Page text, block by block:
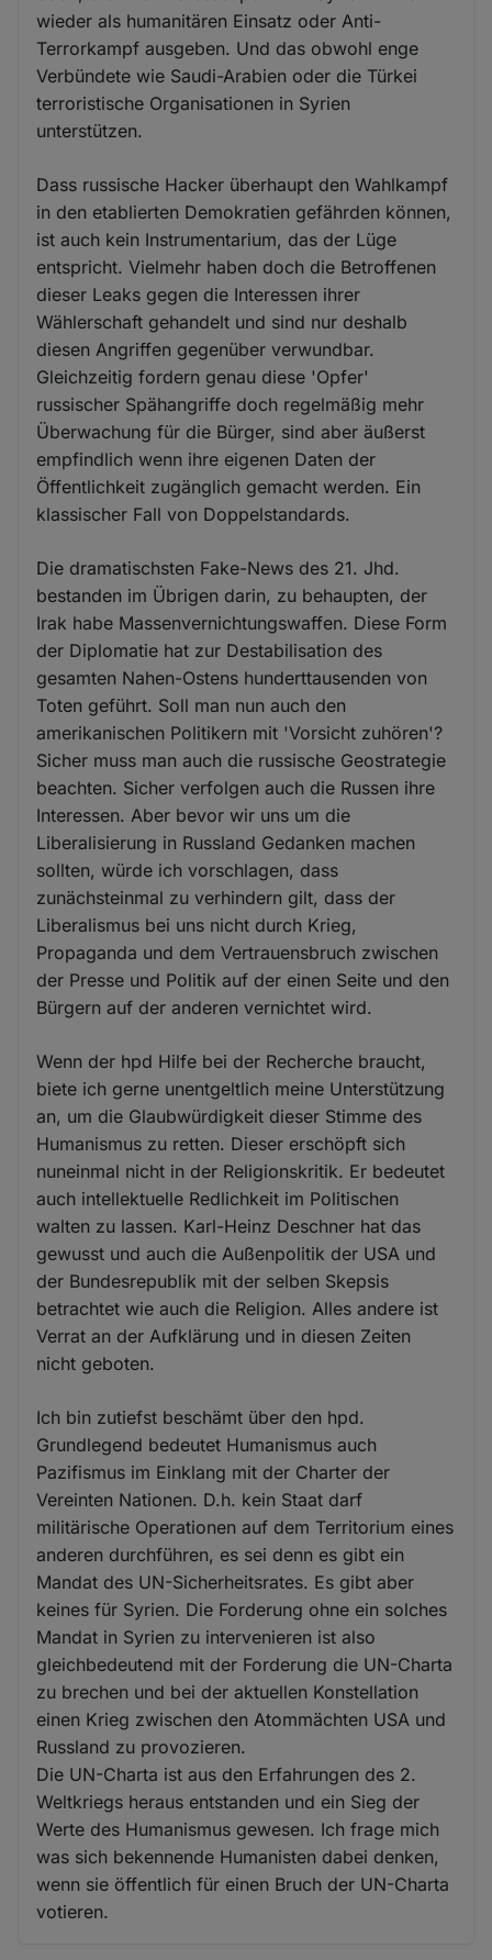
wieder als humanitären Einsatz oder Anti-
Terrorkampf ausgeben. Und das obwohl enge
Verbündete wie Saudi-Arabien oder die Türkei
terroristische Organisationen in Syrien
unterstützen.
Dass russische Hacker überhaupt den Wahlkampf
in den etablierten Demokratien gefährden können,
ist auch kein Instrumentarium, das der Lüge
entspricht. Vielmehr haben doch die Betroffenen
dieser Leaks gegen die Interessen ihrer
Wählerschaft gehandelt und sind nur deshalb
diesen Angriffen gegenüber verwundbar.
Gleichzeitig fordern genau diese 'Opfer'
russischer Spähangriffe doch regelmäßig mehr
Überwachung für die Bürger, sind aber äußerst
empfindlich wenn ihre eigenen Daten der
Öffentlichkeit zugänglich gemacht werden. Ein
klassischer Fall von Doppelstandards.
Die dramatischsten Fake-News des 21. Jhd.
bestanden im Übrigen darin, zu behaupten, der
Irak habe Massenvernichtungswaffen. Diese Form
der Diplomatie hat zur Destabilisation des
gesamten Nahen-Ostens hunderttausenden von
Toten geführt. Soll man nun auch den
amerikanischen Politikern mit 'Vorsicht zuhören'?
Sicher muss man auch die russische Geostrategie
beachten. Sicher verfolgen auch die Russen ihre
Interessen. Aber bevor wir uns um die
Liberalisierung in Russland Gedanken machen
sollten, würde ich vorschlagen, dass
zunächsteinmal zu verhindern gilt, dass der
Liberalismus bei uns nicht durch Krieg,
Propaganda und dem Vertrauensbruch zwischen
der Presse und Politik auf der einen Seite und den
Bürgern auf der anderen vernichtet wird.
Wenn der hpd Hilfe bei der Recherche braucht,
biete ich gerne unentgeltlich meine Unterstützung
an, um die Glaubwürdigkeit dieser Stimme des
Humanismus zu retten. Dieser erschöpft sich
nuneinmal nicht in der Religionskritik. Er bedeutet
auch intellektuelle Redlichkeit im Politischen
walten zu lassen. Karl-Heinz Deschner hat das
gewusst und auch die Außenpolitik der USA und
der Bundesrepublik mit der selben Skepsis
betrachtet wie auch die Religion. Alles andere ist
Verrat an der Aufklärung und in diesen Zeiten
nicht geboten.
Ich bin zutiefst beschämt über den hpd.
Grundlegend bedeutet Humanismus auch
Pazifismus im Einklang mit der Charter der
Vereinten Nationen. D.h. kein Staat darf
militärische Operationen auf dem Territorium eines
anderen durchführen, es sei denn es gibt ein
Mandat des UN-Sicherheitsrates. Es gibt aber
keines für Syrien. Die Forderung ohne ein solches
Mandat in Syrien zu intervenieren ist also
gleichbedeutend mit der Forderung die UN-Charta
zu brechen und bei der aktuellen Konstellation
einen Krieg zwischen den Atommächten USA und
Russland zu provozieren.
Die UN-Charta ist aus den Erfahrungen des 2.
Weltkriegs heraus entstanden und ein Sieg der
Werte des Humanismus gewesen. Ich frage mich
was sich bekennende Humanisten dabei denken,
wenn sie öffentlich für einen Bruch der UN-Charta
votieren.